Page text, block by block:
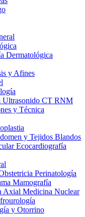
Dermatológica
y Afines
Ultrasonido CT RNM
y Técnica
y Tejidos Blandos
Ecocardiografía
Perinatología
Mamografía
Axial Medicina Nuclear
y Otorrino